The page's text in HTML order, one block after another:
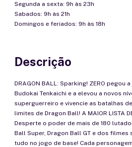
Segunda a sexta: 9h às 23h
Sabados: 9h às 21h
Domingos e feriados: 9h às 18h
Descrição
DRAGON BALL: Sparking! ZERO
Budokai Tenkaichi e a elevou a novos
superguerreiro e vivencie as batalhas
limites de Dragon Ball! A MAIOR LISTA
Desperte o poder de mais de 180
Ball Super, Dragon Ball GT e dos
tudo no jogo de base! Cada